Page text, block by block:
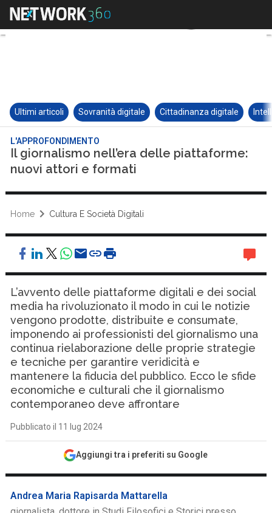
Ultimi articoli Sovranità digitale Cittadinanza digitale
L'APPROFONDIMENTO
Il giornalismo nell’era delle piattaforme:
nuovi attori e formati
Home Cultura E Società Digitali
L’avvento delle piattaforme digitali e dei social
media ha rivoluzionato il modo in cui le notizie
vengono prodotte, distribuite e consumate,
imponendo ai professionisti del giornalismo una
continua rielaborazione delle proprie strategie
e tecniche per garantire veridicità e
mantenere la fiducia del pubblico. Ecco le sfide
economiche e culturali che il giornalismo
contemporaneo deve affrontare
Pubblicato il 11 lug 2024
Aggiungi tra i preferiti su Google
Andrea Maria Rapisarda Mattarella